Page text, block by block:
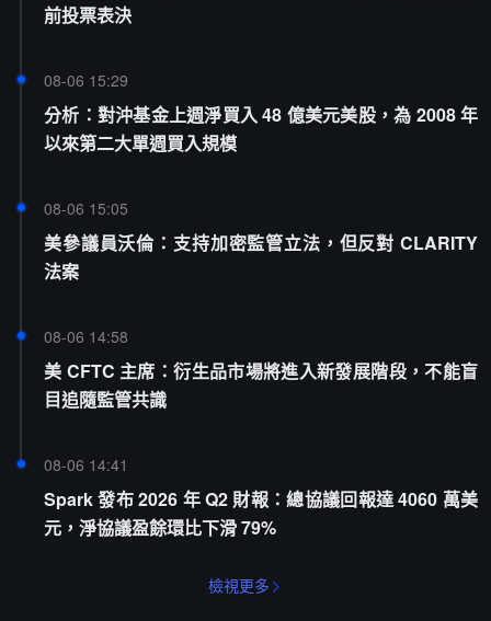
前投票表決
08-06 15:29
分析：對沖基金上週淨買入 48 億美元美股，為 2008 年
以來第二大單週買入規模
08-06 15:05
美參議員沃倫：支持加密監管立法，但反對 CLARITY
法案
08-06 14:58
美 CFTC 主席：衍生品市場將進入新發展階段，不能盲
目追隨監管共識
08-06 14:41
Spark 發布 2026 年 Q2 財報：總協議回報達 4060 萬美
元，淨協議盈餘環比下滑 79%
檢視更多